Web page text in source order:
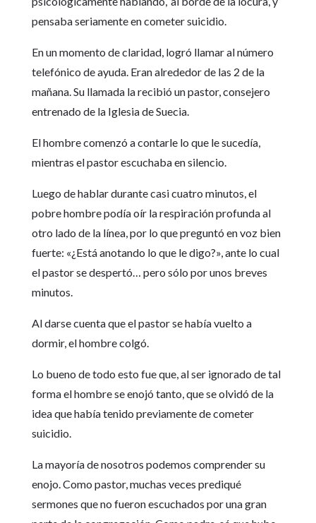
pensaba seriamente en cometer suicidio.
En un momento de claridad, logró llamar al número
telefónico de ayuda. Eran alrededor de las 2 de la
mañana. Su llamada la recibió un pastor, consejero
entrenado de la Iglesia de Suecia.
El hombre comenzó a contarle lo que le sucedía,
mientras el pastor escuchaba en silencio.
Luego de hablar durante casi cuatro minutos, el
pobre hombre podía oír la respiración profunda al
otro lado de la línea, por lo que preguntó en voz bien
fuerte: «¿Está anotando lo que le digo?», ante lo cual
el pastor se despertó… pero sólo por unos breves
minutos.
Al darse cuenta que el pastor se había vuelto a
dormir, el hombre colgó.
Lo bueno de todo esto fue que, al ser ignorado de tal
forma el hombre se enojó tanto, que se olvidó de la
idea que había tenido previamente de cometer
suicidio.
La mayoría de nosotros podemos comprender su
enojo. Como pastor, muchas veces prediqué
sermones que no fueron escuchados por una gran